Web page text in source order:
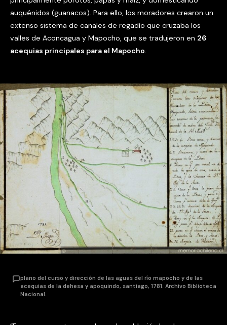
auquénidos (guanacos). Para ello, los moradores crearon un
extenso sistema de canales de regadío que cruzaba los
valles de Aconcagua y Mapocho, que se tradujeron en 26
acequias principales para el Mapocho.
plano del curso y dirección de las aguas del río mapocho y de las
acequias de la dehesa y apoquindo, santiago, 1781. Archivo Biblioteca
Nacional.